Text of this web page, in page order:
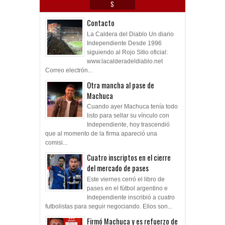
S
Contacto
La Caldera del Diablo Un diario
Independiente Desde 1996
siguiendo al Rojo Sitio oficial:
www.lacalderadeldiablo.net
Correo electrón...
Otra mancha al pase de
Machuca
Cuando ayer Machuca tenía todo
listo para sellar su vínculo con
Independiente, hoy trascendió
que al momento de la firma apareció una
comisi...
Cuatro inscriptos en el cierre
del mercado de pases
Este viernes cerró el libro de
pases en el fútbol argentino e
Independiente inscribió a cuatro
futbolistas para seguir negociando. Ellos son...
Firmó Machuca y es refuerzo de